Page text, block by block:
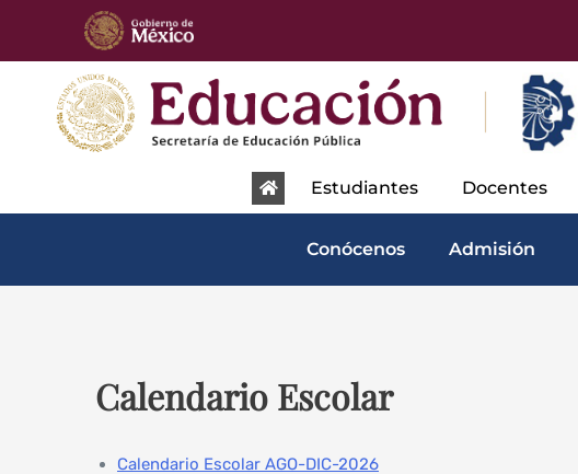
Estudiantes Docentes
Conócenos Admisión
Calendario Escolar
Calendario Escolar AGO-DIC-2026